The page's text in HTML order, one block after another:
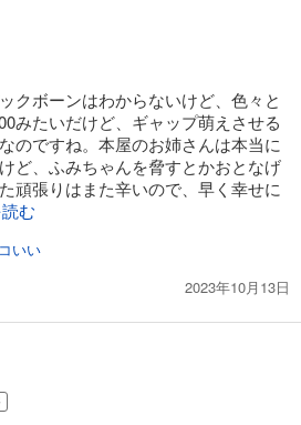
クボーンはわからないけど、色々と
みたいだけど、ギャップ萌えさせる
のですね。本屋のお姉さんは本当に
ど、ふみちゃんを脅すとかおとなげ
頑張りはまた辛いので、早く幸せに
む
いい
2023年10月13日